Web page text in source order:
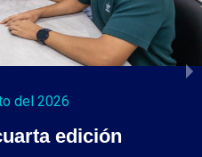
del 2026
edición